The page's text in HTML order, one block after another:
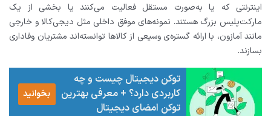
اینترنتی که یا به‌صورت مستقل فعالیت می‌کنند یا بخشی از یک
مارکت‌پلیس بزرگ هستند. نمونه‌های موفق داخلی مثل دیجی‌کالا و خارجی
مانند آمازون، با ارائه گستره‌ی وسیعی از کالاها توانسته‌اند مشتریان وفاداری
بسازند.
توکن دیجیتال چیست و چه
کاربردی دارد؟ + معرفی بهترین
توکن امضای دیجیتال
بخوانید